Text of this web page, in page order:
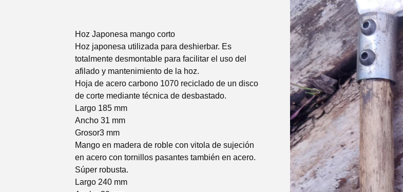
Hoz Japonesa mango corto
Hoz japonesa utilizada para deshierbar. Es
totalmente desmontable para facilitar el uso del
afilado y mantenimiento de la hoz.
Hoja de acero carbono 1070 reciclado de un disco
de corte mediante técnica de desbastado.
Largo 185 mm
Ancho 31 mm
Grosor3 mm
Mango en madera de roble con vitola de sujeción
en acero con tornillos pasantes también en acero.
Súper robusta.
Largo 240 mm